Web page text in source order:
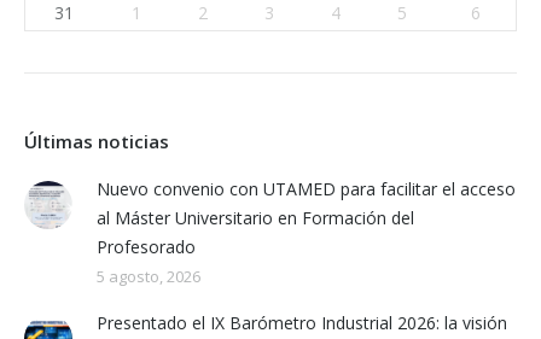
31
1 2 3 4 5 6
Últimas noticias
Nuevo convenio con UTAMED para facilitar el acceso
al Máster Universitario en Formación del
Profesorado
5 agosto, 2026
Presentado el IX Barómetro Industrial 2026: la visión